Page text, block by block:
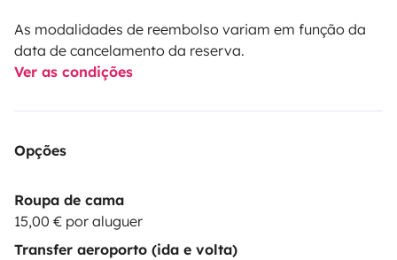
As modalidades de reembolso variam em função da
data de cancelamento da reserva.
Ver as condições
Opções
Roupa de cama
15,00 € por aluguer
Transfer aeroporto (ida e volta)